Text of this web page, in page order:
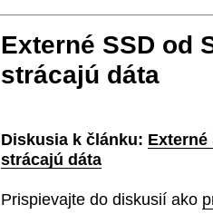
Externé SSD od
strácajú dáta
Diskusia k článku: Externé
strácajú dáta
Prispievajte do diskusií ako